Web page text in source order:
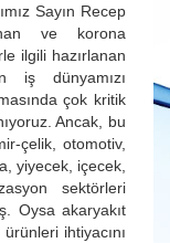
Sayın Recep
ve korona
ilgili hazırlanan
iş dünyamızı
çok kritik
Ancak, bu
çelik, otomotiv,
yiyecek, içecek,
sektörleri
Oysa akaryakıt
ihtiyacını